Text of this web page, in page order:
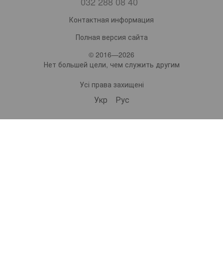
Контактная информация
Полная версия сайта
© 2016—2026
Нет большей цели, чем служить другим
Усі права захищені
Укр Рус